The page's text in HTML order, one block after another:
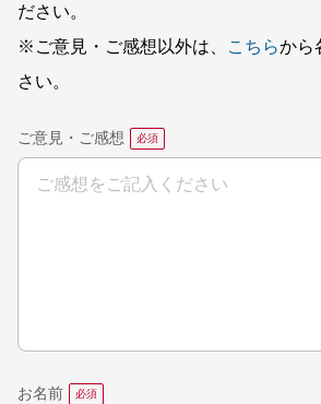
ださい。
※ご意見・ご感想以外は、
こちらから
さい。
ご意見・ご感想
お名前